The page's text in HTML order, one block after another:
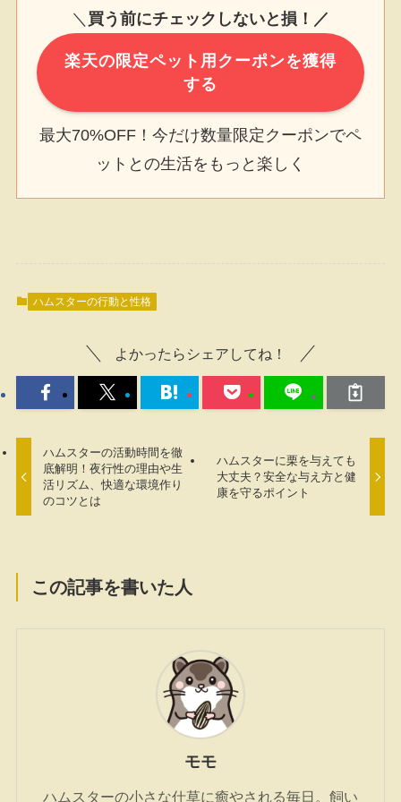
＼ 買う前にチェックしないと損！／
楽天の限定ペット用クーポンを獲得
する
最大70%OFF！今だけ数量限定クーポンでペ
ットとの生活をもっと楽しく
ハムスターの行動と性格
よかったらシェアしてね！
ハムスターの活動時間を徹
底解明！夜行性の理由や生
活リズム、快適な環境作り
のコツとは
ハムスターに栗を与えても
大丈夫？安全な与え方と健
康を守るポイント
この記事を書いた人
モモ
ハムスターの小さな仕草に癒やされる毎日。飼い